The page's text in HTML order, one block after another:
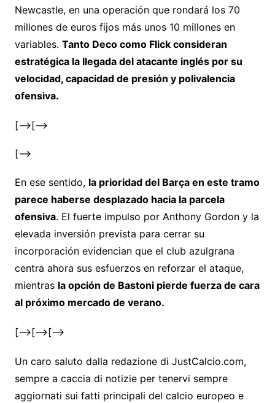
Newcastle, en una operación que rondará los 70
millones de euros fijos más unos 10 millones en
variables. Tanto Deco como Flick consideran
estratégica la llegada del atacante inglés por su
velocidad, capacidad de presión y polivalencia
ofensiva.
[–>[–>
[–>
En ese sentido, la prioridad del Barça en este tramo
parece haberse desplazado hacia la parcela
ofensiva. El fuerte impulso por Anthony Gordon y la
elevada inversión prevista para cerrar su
incorporación evidencian que el club azulgrana
centra ahora sus esfuerzos en reforzar el ataque,
mientras la opción de Bastoni pierde fuerza de cara
al próximo mercado de verano.
[–>[–>[–>
Un caro saluto dalla redazione di JustCalcio.com,
sempre a caccia di notizie per tenervi sempre
aggiornati sui fatti principali del calcio europeo e